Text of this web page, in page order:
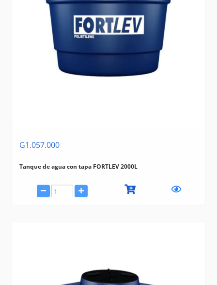
G1.057.000
Tanque de agua con tapa FORTLEV 2000L